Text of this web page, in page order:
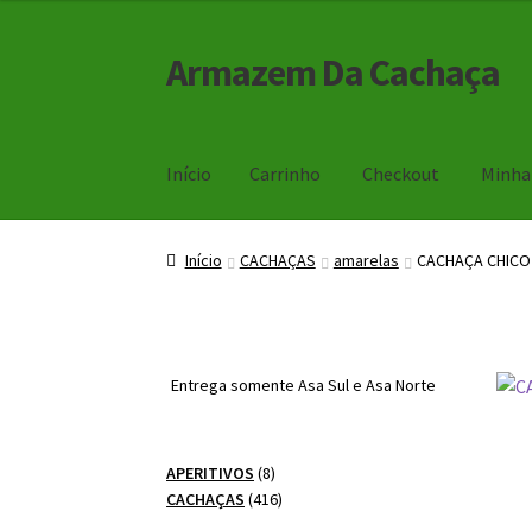
Pular
para
Pular
para
Armazem Da Cachaça
Início Carrinho Checkout
Início Carrinho Checkout Minha Conta
Início CACHAÇAS amarelas CACHAÇA
Entrega somente Asa Sul e Asa Norte
APERITIVOS 88
produtos
CACHAÇAS 416416